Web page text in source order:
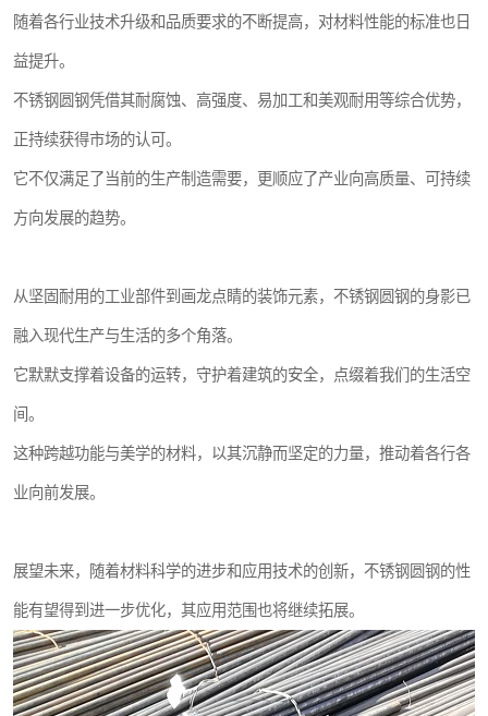
随着各行业技术升级和品质要求的不断提高，对材料性能的标准也日
益提升。
不锈钢圆钢凭借其耐腐蚀、高强度、易加工和美观耐用等综合优势，
正持续获得市场的认可。
它不仅满足了当前的生产制造需要，更顺应了产业向高质量、可持续
方向发展的趋势。
从坚固耐用的工业部件到画龙点睛的装饰元素，不锈钢圆钢的身影已
融入现代生产与生活的多个角落。
它默默支撑着设备的运转，守护着建筑的安全，点缀着我们的生活空
间。
这种跨越功能与美学的材料，以其沉静而坚定的力量，推动着各行各
业向前发展。
展望未来，随着材料科学的进步和应用技术的创新，不锈钢圆钢的性
能有望得到进一步优化，其应用范围也将继续拓展。